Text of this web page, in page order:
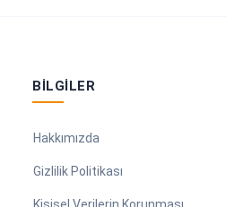
BILGILER
Hakkımızda
Gizlilik Politikası